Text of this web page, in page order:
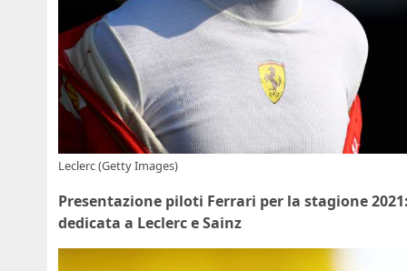
Leclerc (Getty Images)
Presentazione piloti Ferrari per la stagione
dedicata a Leclerc e Sainz